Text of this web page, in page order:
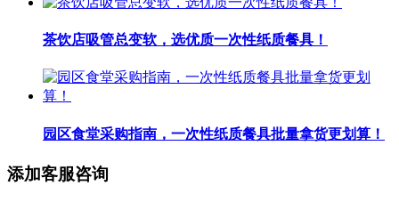
茶饮店吸管总变软，选优质一次性纸质餐具！
园区食堂采购指南，一次性纸质餐具批量拿货更划算！
添加客服咨询